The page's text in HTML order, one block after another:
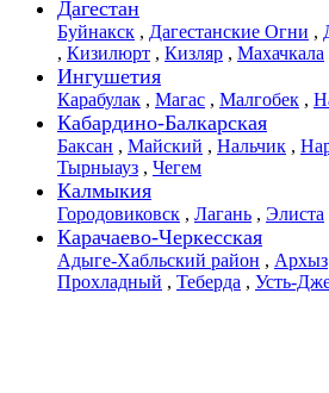
Дагестан
Буйнакск , Дагестанские Огни ,
, Кизилюрт , Кизляр , Махачкала
Ингушетия
Карабулак , Магас , Малгобек ,
Кабардино-Балкарская
Баксан , Майский , Нальчик ,
Тырныауз , Чегем
Калмыкия
Городовиковск , Лагань , Элиста
Карачаево-Черкесская
Адыге-Хабльский район , Архыз
Прохладный , Теберда , Усть-